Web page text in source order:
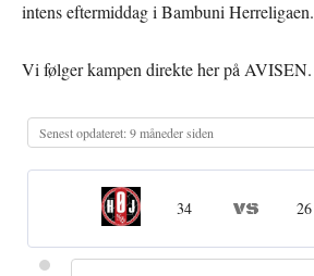
intens eftermiddag i Bambuni Herreligaen.
Vi følger kampen direkte her på AVISEN.
Senest opdateret: 9 måneder siden
34 26